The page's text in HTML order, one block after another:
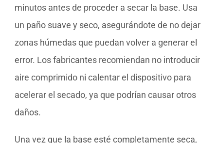
minutos antes de proceder a secar la base. Usa
un paño suave y seco, asegurándote de no dejar
zonas húmedas que puedan volver a generar el
error. Los fabricantes recomiendan no introducir
aire comprimido ni calentar el dispositivo para
acelerar el secado, ya que podrían causar otros
daños.
Una vez que la base esté completamente seca,